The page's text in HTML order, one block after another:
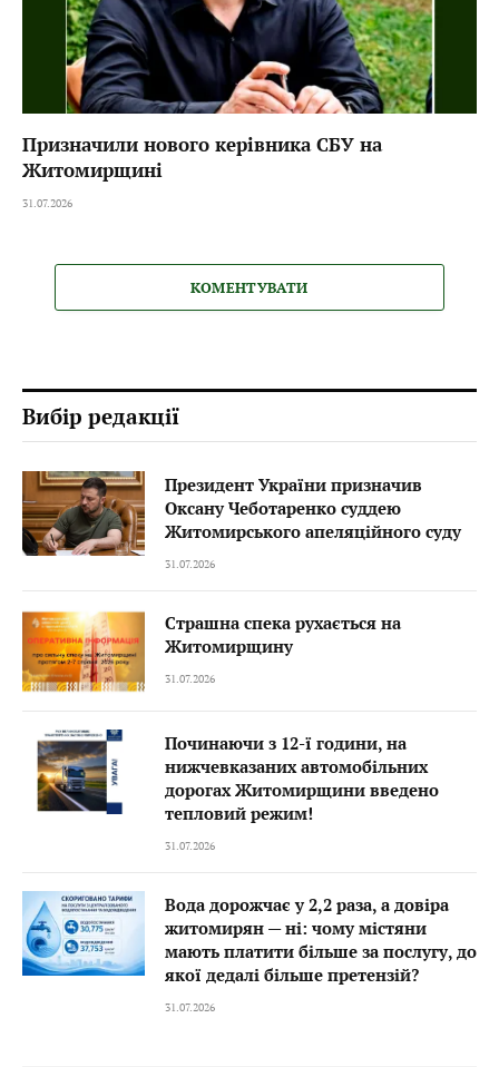
Призначили нового керівника СБУ на
Житомирщині
31.07.2026
КОМЕНТУВАТИ
Вибір редакції
Президент України призначив
Оксану Чеботаренко суддею
Житомирського апеляційного суду
31.07.2026
Страшна спека рухається на
Житомирщину
31.07.2026
Починаючи з 12-ї години, на
нижчевказаних автомобільних
дорогах Житомирщини введено
тепловий режим!
31.07.2026
Вода дорожчає у 2,2 раза, а довіра
житомирян — ні: чому містяни
мають платити більше за послугу, до
якої дедалі більше претензій?
31.07.2026